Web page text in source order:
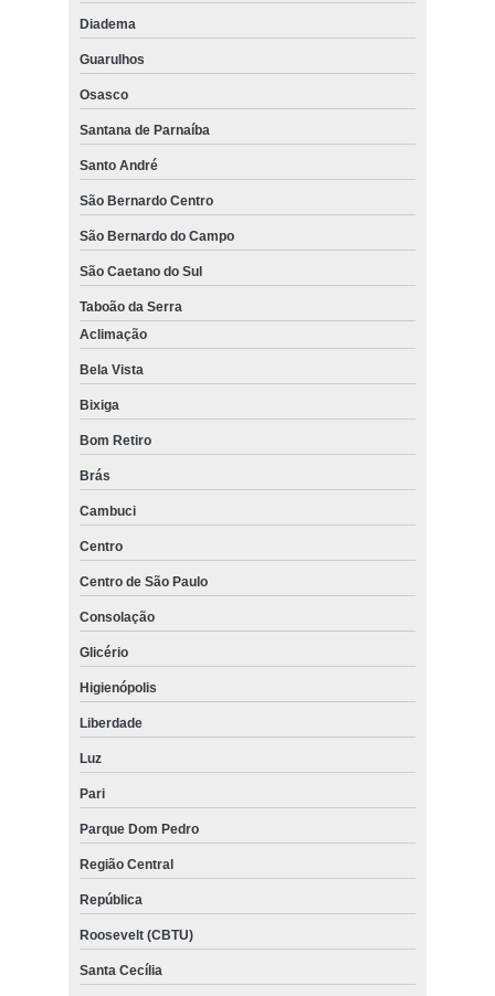
Diadema
Guarulhos
Osasco
Santana de Parnaíba
Santo André
São Bernardo Centro
São Bernardo do Campo
São Caetano do Sul
Taboão da Serra
Aclimação
Bela Vista
Bixiga
Bom Retiro
Brás
Cambuci
Centro
Centro de São Paulo
Consolação
Glicério
Higienópolis
Liberdade
Luz
Pari
Parque Dom Pedro
Região Central
República
Roosevelt (CBTU)
Santa Cecília